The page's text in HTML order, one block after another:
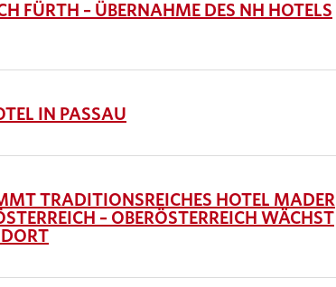
FÜRTH – ÜBERNAHME DES NH HOTELS
IN PASSAU
TRADITIONSREICHES HOTEL MADER
– OBERÖSTERREICH WÄCHST